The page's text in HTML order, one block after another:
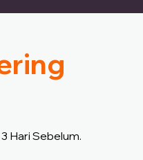
Hari Sebelum.